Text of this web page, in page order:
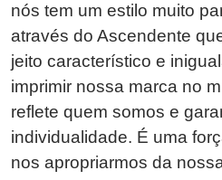
nós tem um estilo muito
através do Ascendente
jeito característico e
imprimir nossa marca no
reflete quem somos e
individualidade. É uma
nos apropriarmos da